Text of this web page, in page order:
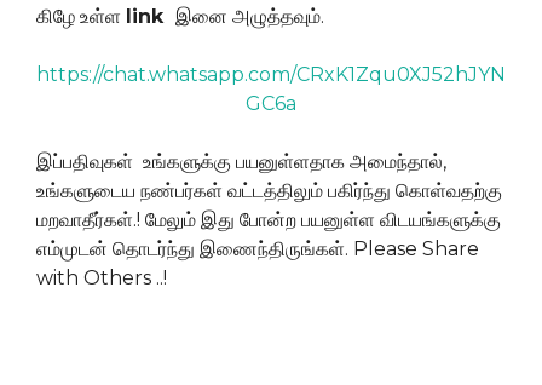
கிழே உள்ள link இனை அழுத்தவும்.
https://chat.whatsapp.com/CRxK1Zqu0XJ52hJYN
GC6a
இப்பதிவுகள் உங்களுக்கு பயனுள்ளதாக அமைந்தால்,
உங்களுடைய நண்பர்கள் வட்டத்திலும் பகிர்ந்து கொள்வதற்கு
மறவாதீர்கள்.! மேலும் இது போன்ற பயனுள்ள விடயங்களுக்கு
எம்முடன் தொடர்ந்து இணைந்திருங்கள். Please Share
with Others ..!